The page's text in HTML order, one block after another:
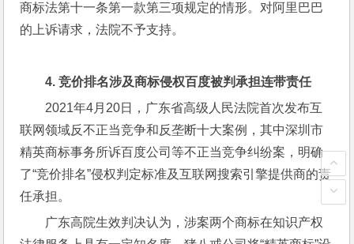
商标法第十一条第一款第三项规定的情形。对阿里巴巴
的上诉请求，法院不予支持。
4. 竞价排名涉及商标侵权百度被判承担连带责任
2021年4月20日，广东省高级人民法院首次发布互
联网领域反不正当竞争和反垄断十大案例，其中深圳市
精英商标事务所诉百度公司等不正当竞争纠纷案，明确
了“竞价排名”侵权判定标准及互联网搜索引擎提供商的责
任承担。
广东高院生效判决认为，涉案两个商标在知识产权